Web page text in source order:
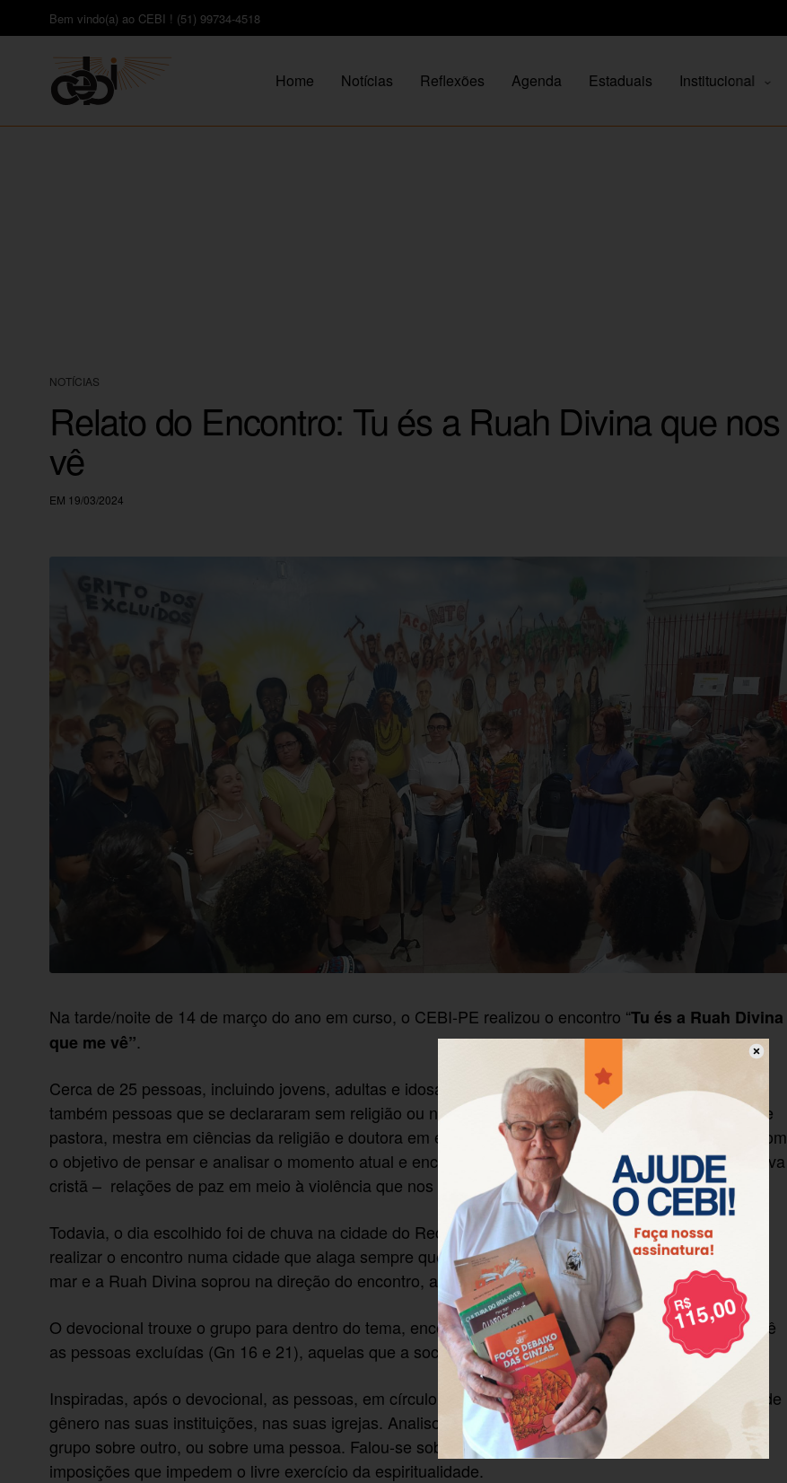
Bem vindo(a) ao CEBI ! (51) 99734-4518
Home Notícias Reflexões Agenda Estaduais Institucional
NOTÍCIAS
Relato do Encontro: Tu és a Ruah Divina que nos
vê
EM 19/03/2024
Na tarde/noite de 14 de março do ano em curso, o CEBI-PE realizou o encontro “Tu és a Ruah Divina
que me vê”.
Cerca de 25 pessoas, incluindo jovens, adultas e idosas, pertencentes a diversas tradições cristãs e
também pessoas que se declararam sem religião ou não praticantes, uniram-se à teóloga feminista e
pastora, mestra em ciências da religião e doutora em educação e história cultural, Valéria Vilhena, com
o objetivo de pensar e analisar o momento atual e encontrar formas de construir – desde a perspectiva
cristã – relações de paz em meio à violência que nos circunda.
Todavia, o dia escolhido foi de chuva na cidade do Recife e apreensão no coração: seria possível
realizar o encontro numa cidade que alaga sempre que chove? Os ventos sopraram a chuva para o
mar e a Ruah Divina soprou na direção do encontro, as pessoas que foram se achegando…
O devocional trouxe o grupo para dentro do tema, encontrando no deserto Agar e a Divindade que vê
as pessoas excluídas (Gn 16 e 21), aquelas que a sociedade descarta ou rejeita.
Inspiradas, após o devocional, as pessoas, em círculo, falaram sobre como acontecem as relações de
gênero nas suas instituições, nas suas igrejas. Analisou-se as relações de conflito, de poder de um
grupo sobre outro, ou sobre uma pessoa. Falou-se sobre violência, desrespeito, segregação e
imposições que impedem o livre exercício da espiritualidade.